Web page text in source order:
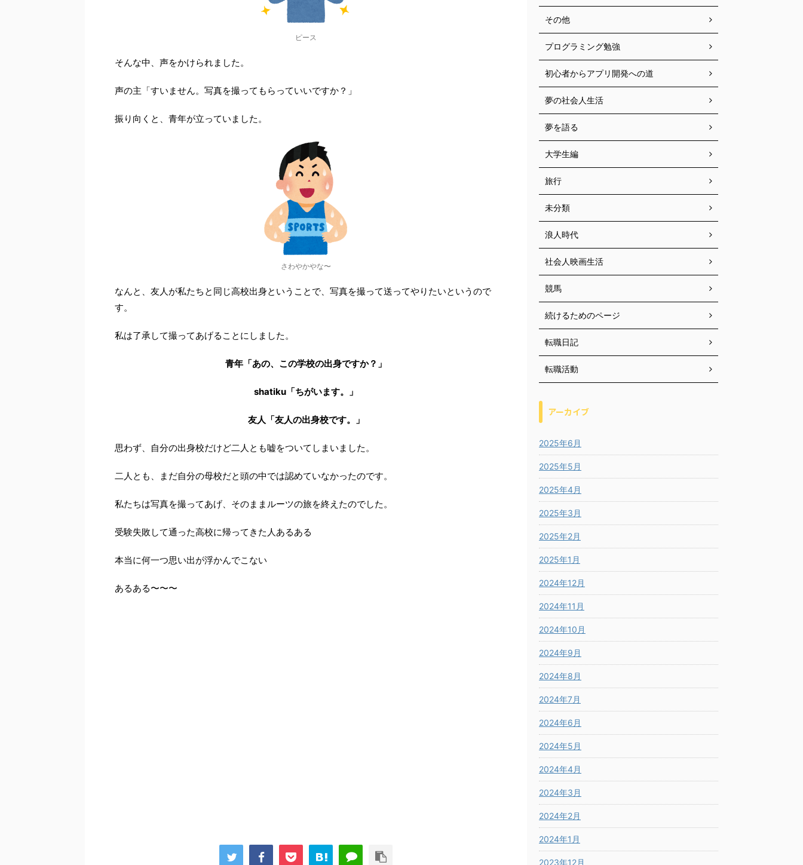
ピース
そんな中、声をかけられました。
声の主「すいません。写真を撮ってもらっていいですか？」
振り向くと、青年が立っていました。
さわやかやな〜
なんと、友人が私たちと同じ高校出身ということで、写真を撮って送ってやりたいというので
す。
私は了承して撮ってあげることにしました。
青年「あの、この学校の出身ですか？」
shatiku「ちがいます。」
友人「友人の出身校です。」
思わず、自分の出身校だけど二人とも嘘をついてしまいました。
二人とも、まだ自分の母校だと頭の中では認めていなかったのです。
私たちは写真を撮ってあげ、そのままルーツの旅を終えたのでした。
受験失敗して通った高校に帰ってきた人あるある
本当に何一つ思い出が浮かんでこない
あるある〜〜〜
その他
プログラミング勉強
初心者からアプリ開発への道
夢の社会人生活
夢を語る
大学生編
旅行
未分類
浪人時代
社会人映画生活
競馬
続けるためのページ
転職日記
転職活動
アーカイブ
2025年6月
2025年5月
2025年4月
2025年3月
2025年2月
2025年1月
2024年12月
2024年11月
2024年10月
2024年9月
2024年8月
2024年7月
2024年6月
2024年5月
2024年4月
2024年3月
2024年2月
2024年1月
2023年12月